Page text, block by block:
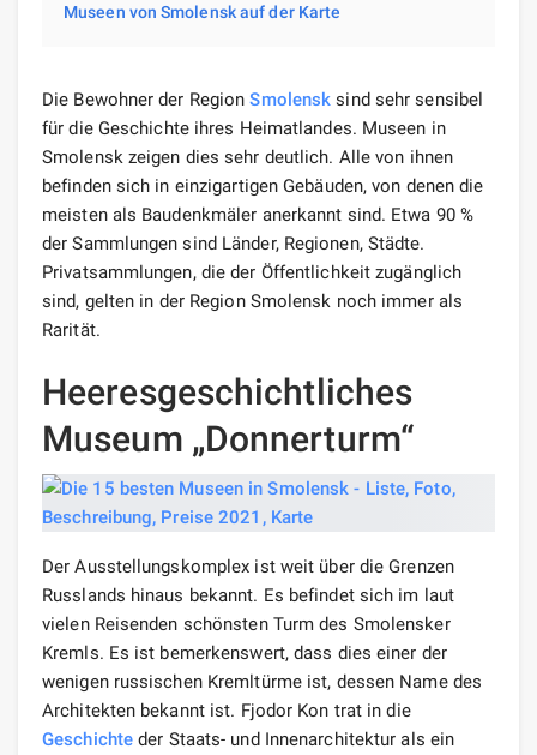
Museen von Smolensk auf der Karte
Die Bewohner der RegionSmolensk sind sehr sensibel
für die Geschichte ihres Heimatlandes. Museen in
Smolensk zeigen dies sehr deutlich. Alle von ihnen
befinden sich in einzigartigen Gebäuden, von denen die
meisten als Baudenkmäler anerkannt sind. Etwa 90 %
der Sammlungen sind Länder, Regionen, Städte.
Privatsammlungen, die der Öffentlichkeit zugänglich
sind, gelten in der Region Smolensk noch immer als
Rarität.
Heeresgeschichtliches
Museum „Donnerturm“
Der Ausstellungskomplex ist weit über die Grenzen
Russlands hinaus bekannt. Es befindet sich im laut
vielen Reisenden schönsten Turm des Smolensker
Kremls. Es ist bemerkenswert, dass dies einer der
wenigen russischen Kremltürme ist, dessen Name des
Architekten bekannt ist. Fjodor Kon trat in die
Geschichte der Staats- und Innenarchitektur als ein